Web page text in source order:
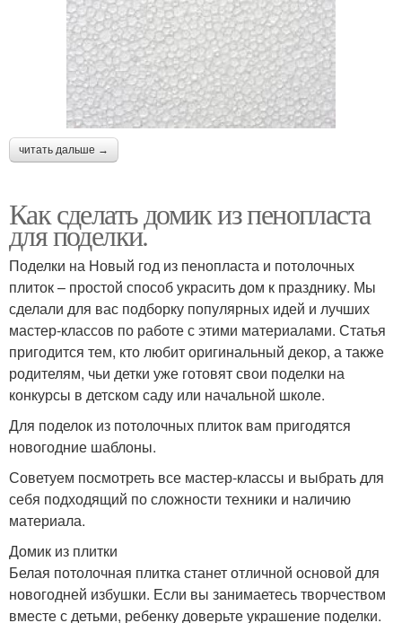
читать дальше →
Как сделать домик из пенопласта
для поделки.
Поделки на Новый год из пенопласта и потолочных
плиток – простой способ украсить дом к празднику. Мы
сделали для вас подборку популярных идей и лучших
мастер-классов по работе с этими материалами. Статья
пригодится тем, кто любит оригинальный декор, а также
родителям, чьи детки уже готовят свои поделки на
конкурсы в детском саду или начальной школе.
Для поделок из потолочных плиток вам пригодятся
новогодние шаблоны.
Советуем посмотреть все мастер-классы и выбрать для
себя подходящий по сложности техники и наличию
материала.
Домик из плитки
Белая потолочная плитка станет отличной основой для
новогодней избушки. Если вы занимаетесь творчеством
вместе с детьми, ребенку доверьте украшение поделки.